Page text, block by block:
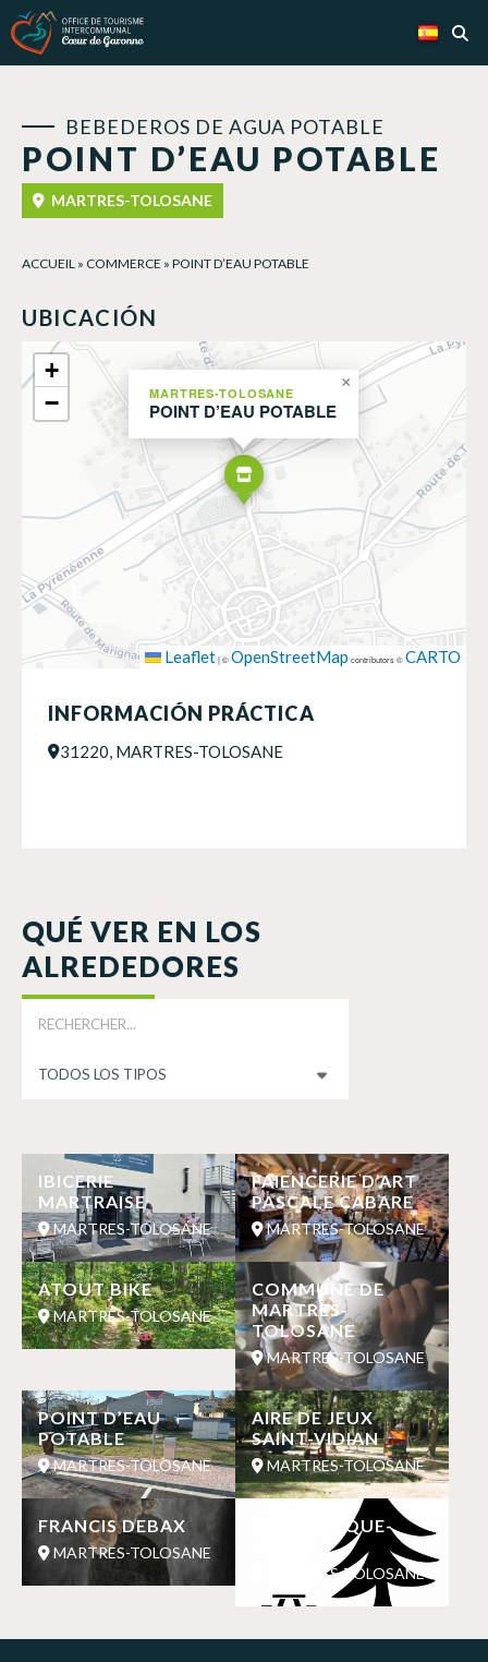
POINT D’EAU POTABLE
BEBEDEROS DE AGUA POTABLE
MARTRES-TOLOSANE
ACCUEIL » COMMERCE » POINT D’EAU POTABLE
UBICACIÓN
MARTRES-TOLOSANE
POINT D’EAU POTABLE
×
+
−
Leaflet|©OpenStreetMap contributors ©CARTO
INFORMACIÓN PRÁCTICA
31220, MARTRES-TOLOSANE
QUÉ VER EN LOS
ALREDEDORES
IBICERIE
MARTRAISE
MARTRES-TOLOSANE
FAIENCERIE D’ART
PASCALE CABARE
MARTRES-TOLOSANE
ATOUT BIKE
MARTRES-TOLOSANE
COMMUNE DE
MARTRES-
TOLOSANE
MARTRES-TOLOSANE
POINT D’EAU
POTABLE
MARTRES-TOLOSANE
AIRE DE JEUX
SAINT-VIDIAN
MARTRES-TOLOSANE
FRANCIS DEBAX
MARTRES-TOLOSANE
AIRE DE PIQUE-
MARTRES-TOLOSANE
Panel de gestión de cookies